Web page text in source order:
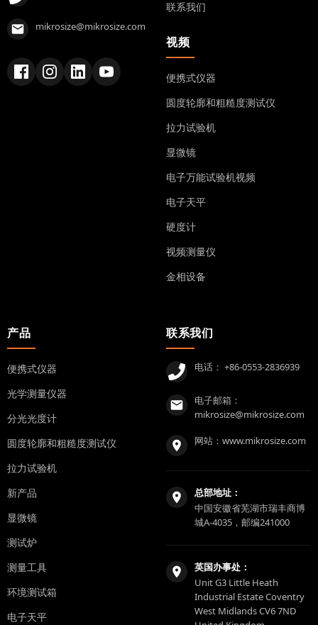
mikrosize@mikrosize.com
联系我们
视频
便携式仪器
圆度轮廓和粗糙度测试仪
拉力试验机
显微镜
电子万能试验机视频
电子天平
硬度计
视频测量仪
金相设备
产品
便携式仪器
光学测量仪器
分光光度计
圆度轮廓和粗糙度测试仪
拉力试验机
新产品
显微镜
测试炉
测量工具
环境测试箱
电子天平
联系我们
电话： +86-0553-2836939
电子邮箱：
mikrosize@mikrosize.com
网站： www.mikrosize.com
总部地址：
中国安徽省芜湖市瑞丰商博
城A-4035，邮编241000
英国办事处：
Unit G3 Little Heath
Industrial Estate Coventry
West Midlands CV6 7ND